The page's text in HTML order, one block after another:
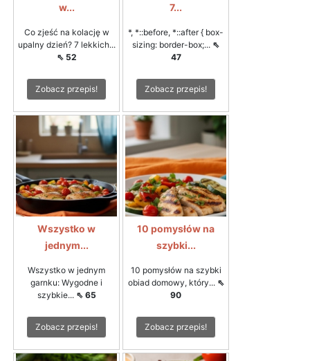
w...
Co zjeść na kolację w
upalny dzień? 7 lekkich...
⇖ 52
Zobacz przepis!
7...
*, *::before, *::after { box-
sizing: border-box;... ⇖
47
Zobacz przepis!
Wszystko w
jednym...
Wszystko w jednym
garnku: Wygodne i
szybkie... ⇖ 65
Zobacz przepis!
10 pomysłów na
szybki...
10 pomysłów na szybki
obiad domowy, który... ⇖
90
Zobacz przepis!